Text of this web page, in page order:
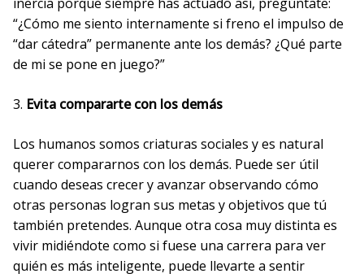
“¿Cómo me siento internamente si freno el impulso de
“dar cátedra” permanente ante los demás? ¿Qué parte
de mi se pone en juego?”
3. Evita compararte con los demás
Los humanos somos criaturas sociales y es natural
querer compararnos con los demás. Puede ser útil
cuando deseas crecer y avanzar observando cómo
otras personas logran sus metas y objetivos que tú
también pretendes. Aunque otra cosa muy distinta es
vivir midiéndote como si fuese una carrera para ver
quién es más inteligente, puede llevarte a sentir